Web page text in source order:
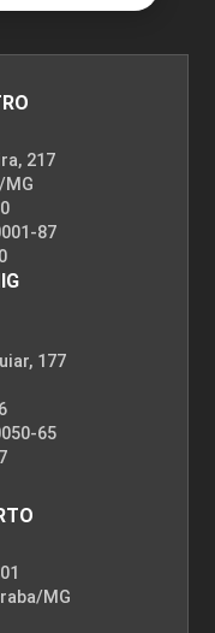
217
87
177
65
MG